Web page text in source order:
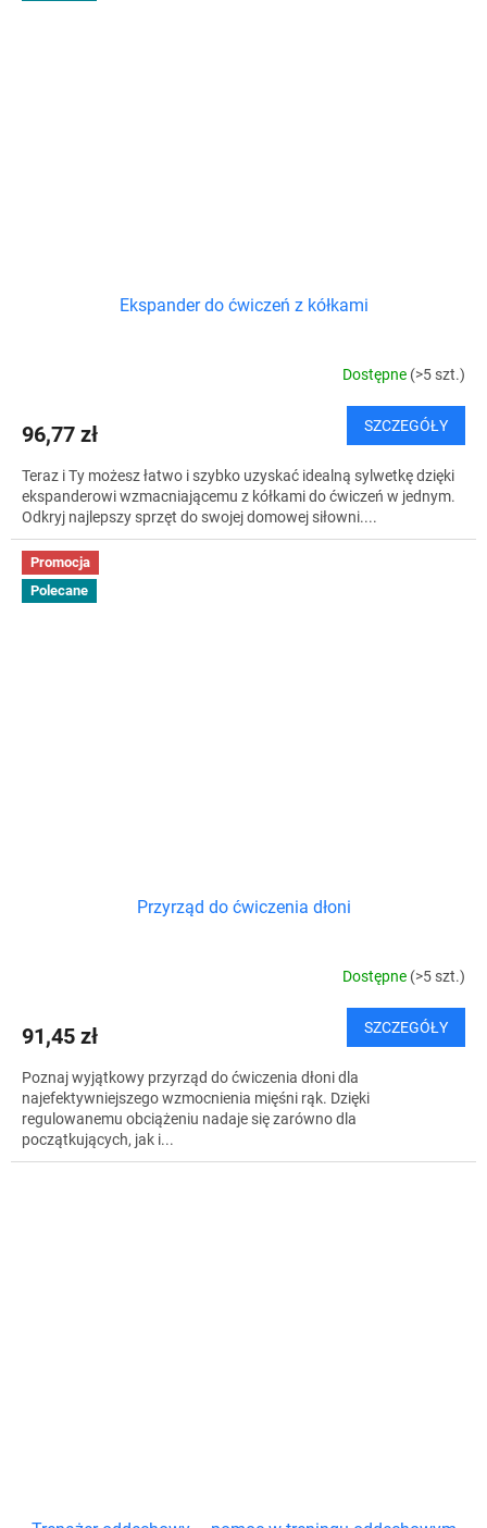
Ekspander do ćwiczeń z kółkami
Dostępne (>5 szt.)
96,77 zł SZCZEGÓŁY
Teraz i Ty możesz łatwo i szybko uzyskać idealną sylwetkę dzięki
ekspanderowi wzmacniającemu z kółkami do ćwiczeń w jednym.
Odkryj najlepszy sprzęt do swojej domowej siłowni....
Promocja
Polecane
Przyrząd do ćwiczenia dłoni
Dostępne (>5 szt.)
91,45 zł SZCZEGÓŁY
Poznaj wyjątkowy przyrząd do ćwiczenia dłoni dla
najefektywniejszego wzmocnienia mięśni rąk. Dzięki
regulowanemu obciążeniu nadaje się zarówno dla
początkujących, jak i...